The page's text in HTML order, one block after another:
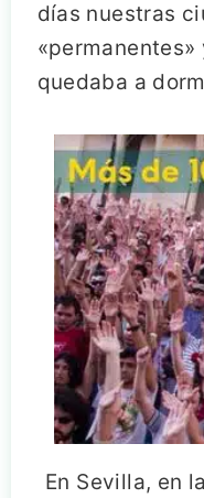
días nuestras
quedaba a
En Sevilla, en